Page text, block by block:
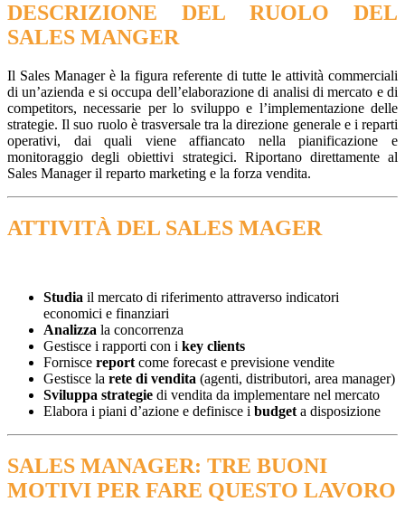
DESCRIZIONE DEL RUOLO DEL
SALES MANGER
Il Sales Manager è la figura referente di tutte le attività commerciali
di un’azienda e si occupa dell’elaborazione di analisi di mercato e di
competitors, necessarie per lo sviluppo e l’implementazione delle
strategie. Il suo ruolo è trasversale tra la direzione generale e i reparti
operativi, dai quali viene affiancato nella pianificazione e
monitoraggio degli obiettivi strategici. Riportano direttamente al
Sales Manager il reparto marketing e la forza vendita.
ATTIVITÀ DEL SALES MAGER
Studia il mercato di riferimento attraverso indicatori
economici e finanziari
Analizza la concorrenza
Gestisce i rapporti con i key clients
Fornisce report come forecast e previsione vendite
Gestisce la rete di vendita (agenti, distributori, area manager)
Sviluppa strategie di vendita da implementare nel mercato
Elabora i piani d’azione e definisce i budget a disposizione
SALES MANAGER: TRE BUONI
MOTIVI PER FARE QUESTO LAVORO